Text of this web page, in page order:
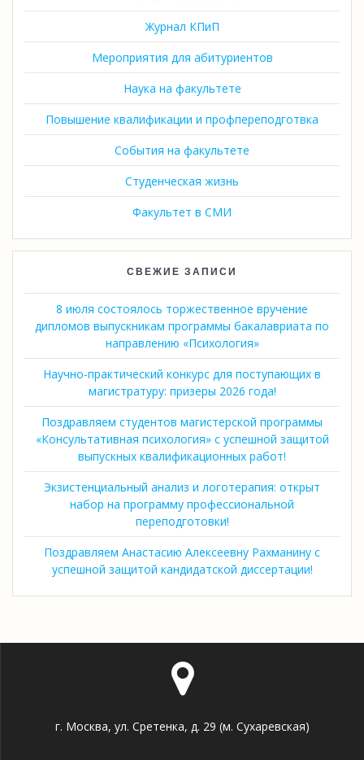
Журнал КПиП
Мероприятия для абитуриентов
Наука на факультете
Повышение квалификации и профпереподготвка
События на факультете
Студенческая жизнь
Факультет в СМИ
СВЕЖИЕ ЗАПИСИ
8 июля состоялось торжественное вручение
дипломов выпускникам программы бакалавриата по
направлению «Психология»
Научно-практический конкурс для поступающих в
магистратуру: призеры 2026 года!
Поздравляем студентов магистерской программы
«Консультативная психология» с успешной защитой
выпускных квалификационных работ!
Экзистенциальный анализ и логотерапия: открыт
набор на программу профессиональной
переподготовки!
Поздравляем Анастасию Алексеевну Рахманину с
успешной защитой кандидатской диссертации!
г. Москва, ул. Сретенка, д. 29 (м. Сухаревская)